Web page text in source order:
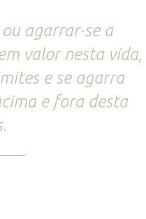
agarrar-se a
valor nesta vida,
e se agarra
e fora desta